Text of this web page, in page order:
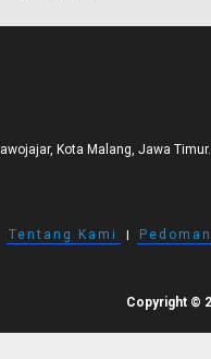
Kota Malang, Jawa Timur.
Tentang Kami I
Copyright ©